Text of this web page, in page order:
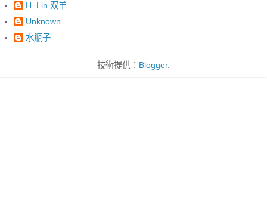
H. Lin 双羊
Unknown
水瓶子
技術提供： Blogger.